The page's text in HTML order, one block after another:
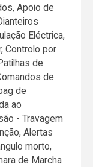
Apoio de
Eléctrica,
Controlo por
de
de
de
ao
- Travagem
Alertas
morto,
de Marcha